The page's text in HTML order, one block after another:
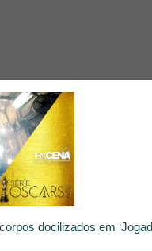
docilizados em